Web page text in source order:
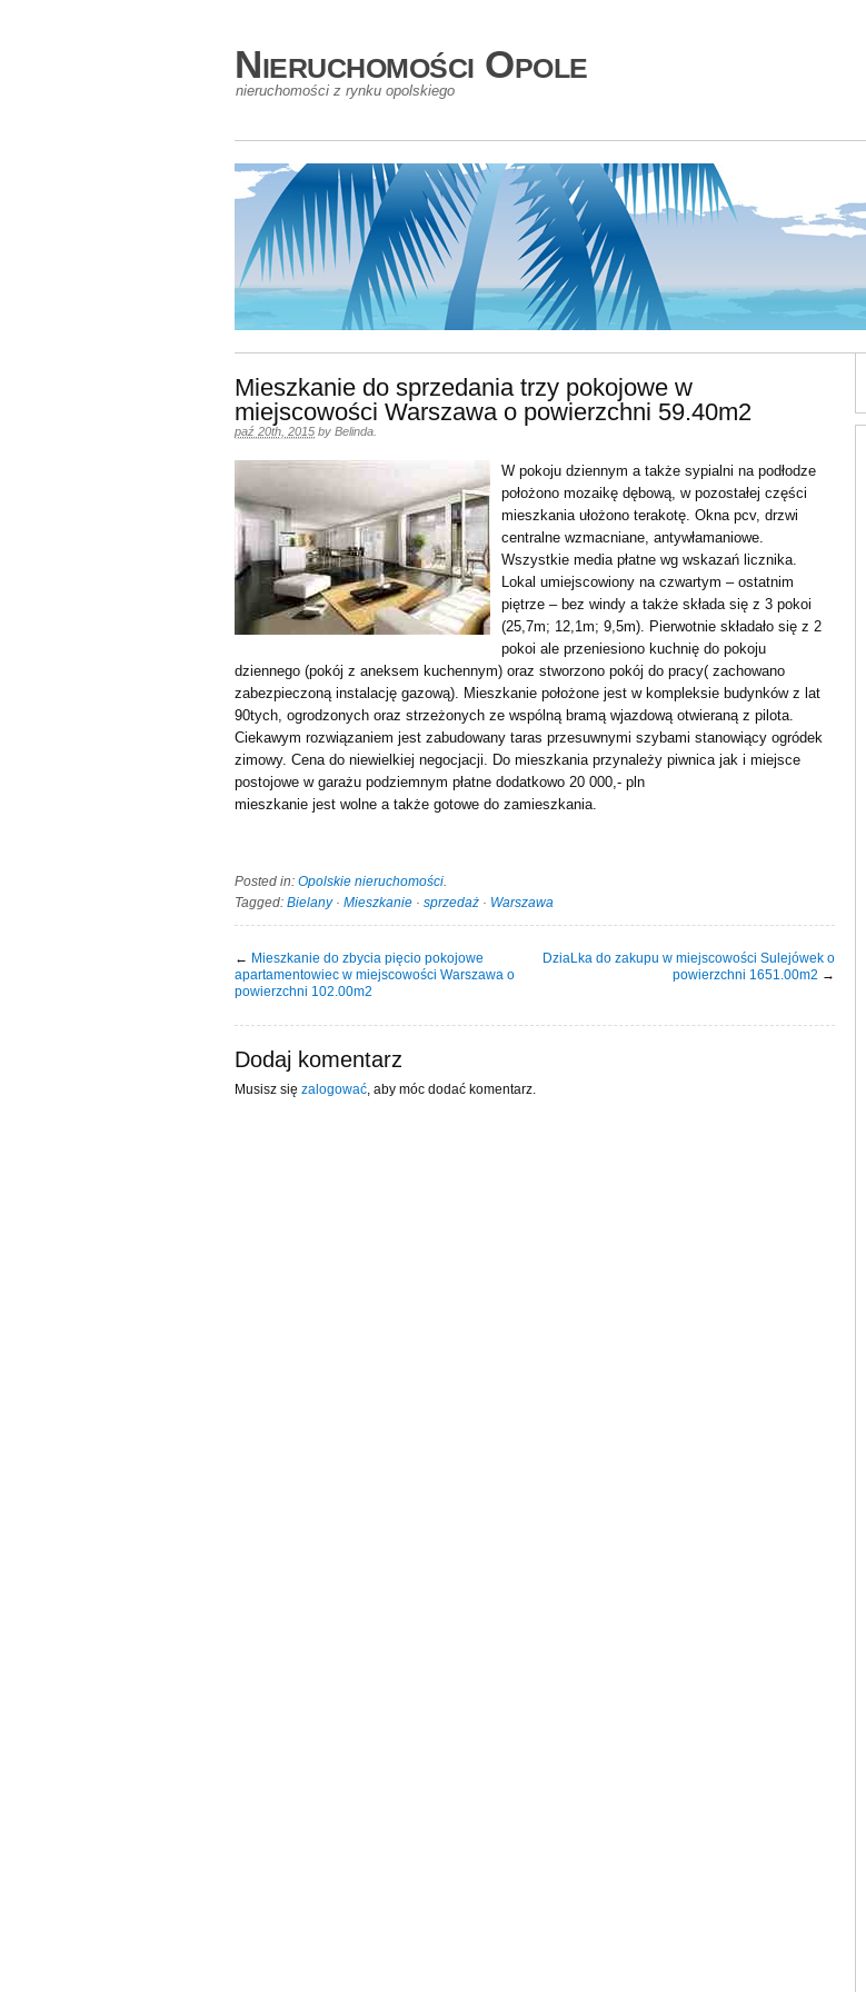
Nieruchomości Opole
nieruchomości z rynku opolskiego
Mieszkanie do sprzedania trzy pokojowe w
miejscowości Warszawa o powierzchni 59.40m2
paź 20th, 2015 by Belinda
W pokoju dziennym a także sypialni na podłodze
położono mozaikę dębową, w pozostałej części
mieszkania ułożono terakotę. Okna pcv, drzwi
centralne wzmacniane, antywłamaniowe.
Wszystkie media płatne wg wskazań licznika.
Lokal umiejscowiony na czwartym – ostatnim
piętrze – bez windy a także składa się z 3 pokoi
(25,7m; 12,1m; 9,5m). Pierwotnie składało się z 2
pokoi ale przeniesiono kuchnię do pokoju
dziennego (pokój z aneksem kuchennym) oraz stworzono pokój do pracy( zachowano
zabezpieczoną instalację gazową). Mieszkanie położone jest w kompleksie budynków z lat
90tych, ogrodzonych oraz strzeżonych ze wspólną bramą wjazdową otwieraną z pilota.
Ciekawym rozwiązaniem jest zabudowany taras przesuwnymi szybami stanowiący ogródek
zimowy. Cena do niewielkiej negocjacji. Do mieszkania przynależy piwnica jak i miejsce
postojowe w garażu podziemnym płatne dodatkowo 20 000,- pln
mieszkanie jest wolne a także gotowe do zamieszkania.
Posted in: Opolskie nieruchomości.
Tagged: Bielany· Mieszkanie · sprzedaż · Warszawa
← Mieszkanie do zbycia pięcio pokojowe
apartamentowiec w miejscowości Warszawa o
powierzchni 102.00m2
DziaLka do zakupu w miejscowości Sulejówek o
powierzchni 1651.00m2 →
Dodaj komentarz
Musisz się zalogować , aby móc dodać komentarz.